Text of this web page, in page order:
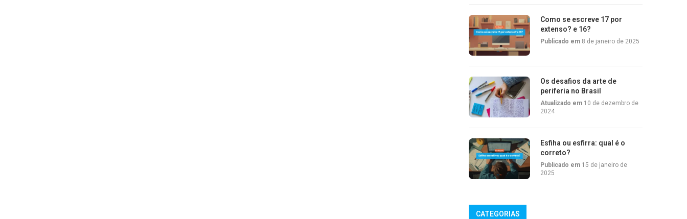
Como se escreve 17 por
extenso? e 16?
Publicado em 8 de janeiro de 2025
Os desafios da arte de
periferia no Brasil
Atualizado em 10 de dezembro de
2024
Esfiha ou esfirra: qual é o
correto?
Publicado em 15 de janeiro de
2025
CATEGORIAS